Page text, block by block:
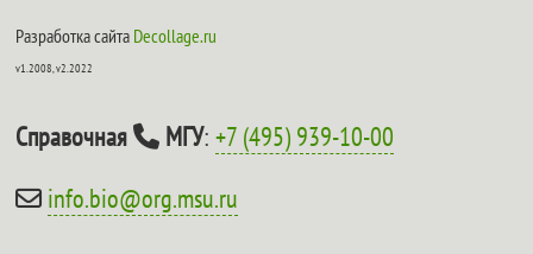
Разработка сайта Decollage.ru
v1.2008, v2.2022
Справочная МГУ:+7 (495) 939-10-00
info.bio@org.msu.ru